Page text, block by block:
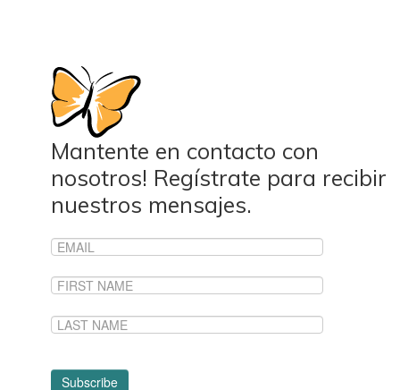
Mantente en contacto con
nosotros! Regístrate para recibir
nuestros mensajes.